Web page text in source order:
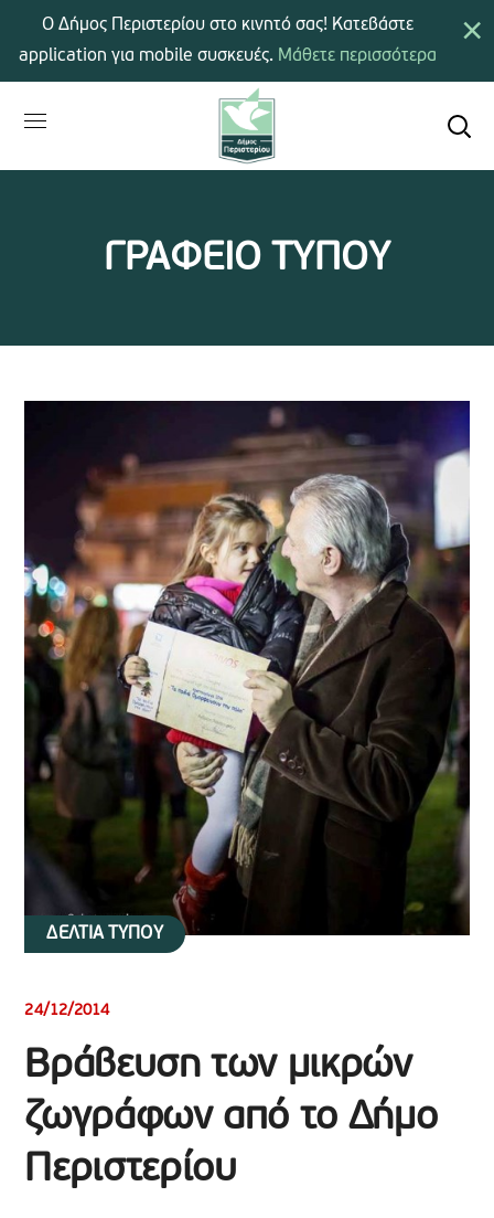
ΓΡΑΦΕΙΟ ΤΥΠΟΥ
ΔΕΛΤΙΑ ΤΥΠΟΥ
24/12/2014
Βράβευση των μικρών
ζωγράφων από το Δήμο
Περιστερίου
×
Ο Δήμος Περιστερίου στο κινητό σας! Κατεβάστε
application για mobile συσκευές. Μάθετε περισσότερα